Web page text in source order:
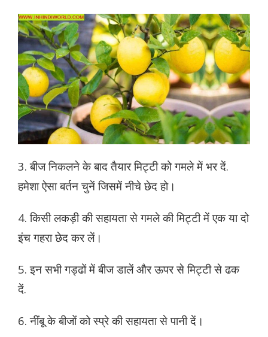
3. बीज निकलने के बाद तैयार मिट्टी को गमले में भर दें.
हमेशा ऐसा बर्तन चुनें जिसमें नीचे छेद हो।
4. किसी लकड़ी की सहायता से गमले की मिट्टी में एक या दो
इंच गहरा छेद कर लें।
5. इन सभी गड्ढों में बीज डालें और ऊपर से मिट्टी से ढक
दें.
6. नींबू के बीजों को स्प्रे की सहायता से पानी दें।